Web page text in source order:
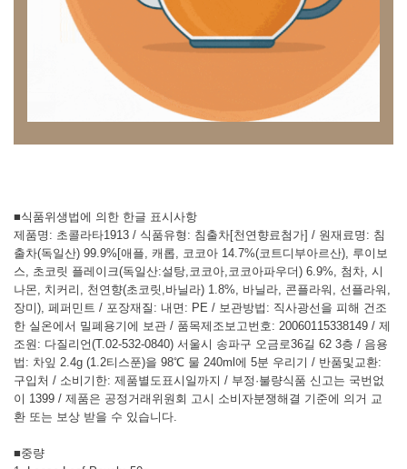
■식품위생법에 의한 한글 표시사항
제품명: 초콜라타1913 / 식품유형: 침출차[천연향료첨가] / 원재료명: 침
출차(독일산) 99.9%[애플, 캐롭, 코코아 14.7%(코트디부아르산), 루이보
스, 초코릿 플레이크(독일산:설탕,코코아,코코아파우더) 6.9%, 첨차, 시
나몬, 치커리, 천연향(초코릿,바닐라) 1.8%, 바닐라, 콘플라워, 선플라워,
장미), 페퍼민트 / 포장재질: 내면: PE / 보관방법: 직사광선을 피해 건조
한 실온에서 밀폐용기에 보관 / 품목제조보고번호: 20060115338149 / 제
조원: 다질리언(T.02-532-0840) 서울시 송파구 오금로36길 62 3층 / 음용
법: 차잎 2.4g (1.2티스푼)을 98℃ 물 240ml에 5분 우리기 / 반품및교환:
구입처 / 소비기한: 제품별도표시일까지 / 부정·불량식품 신고는 국번없
이 1399 / 제품은 공정거래위원회 고시 소비자분쟁해결 기준에 의거 교
환 또는 보상 받을 수 있습니다.
■중량